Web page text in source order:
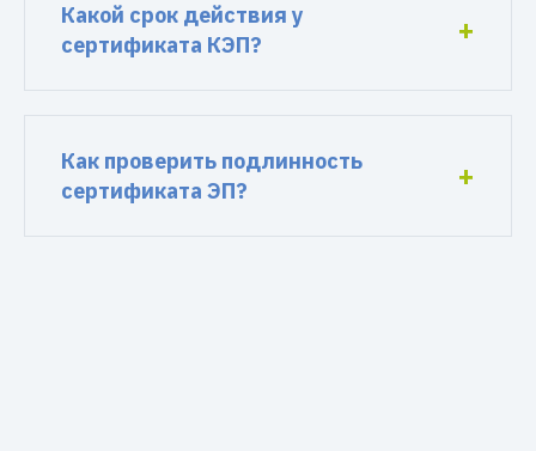
Какой срок действия у
сертификата КЭП?
Как проверить подлинность
сертификата ЭП?